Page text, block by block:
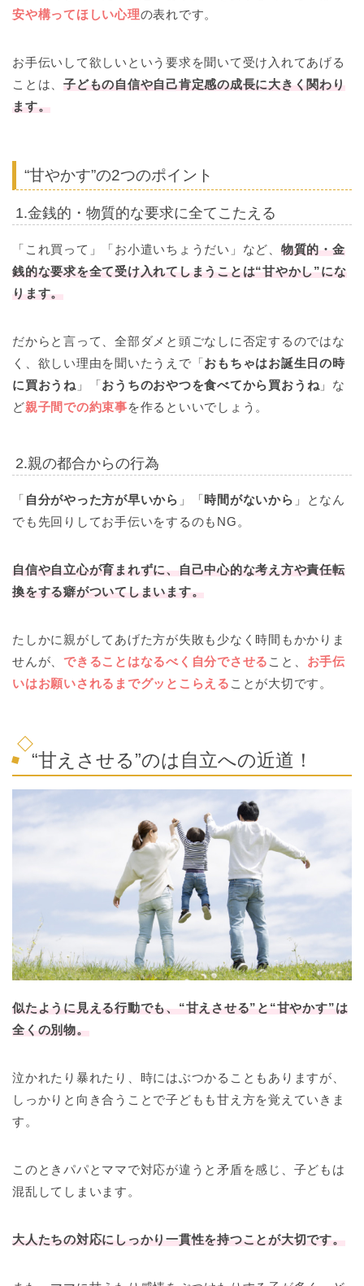
安や構ってほしい心理の表れです。
お手伝いして欲しいという要求を聞いて受け入れてあげる
ことは、子どもの自信や自己肯定感の成長に大きく関わり
ます。
“甘やかす”の2つのポイント
1.金銭的・物質的な要求に全てこたえる
「これ買って」「お小遣いちょうだい」など、 物質的・金
銭的な要求を全て受け入れてしまうことは“甘やかし”にな
ります。
だからと言って、全部ダメと頭ごなしに否定するのではな
く、欲しい理由を聞いたうえで「おもちゃはお誕生日の時
に買おうね 」「おうちのおやつを食べてから買おうね 」な
ど親子間での約束事を作るといいでしょう。
2.親の都合からの行為
「 自分がやった方が早いから 」「時間がないから 」となん
でも先回りしてお手伝いをするのもNG。
自信や自立心が育まれずに、自己中心的な考え方や責任転
換をする癖がついてしまいます。
たしかに親がしてあげた方が失敗も少なく時間もかかりま
せんが、 できることはなるべく自分でさせる こと、 お手伝
いはお願いされるまでグッとこらえる ことが大切です。
“甘えさせる”のは自立への近道！
似たように見える行動でも、“甘えさせる”と“甘やかす”は
全くの別物。
泣かれたり暴れたり、時にはぶつかることもありますが、
しっかりと向き合うことで子どもも甘え方を覚えていきま
す。
このときパパとママで対応が違うと矛盾を感じ、子どもは
混乱してしまいます。
大人たちの対応にしっかり一貫性を持つことが大切です。